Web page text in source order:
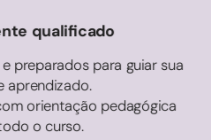
qualificado
preparados para guiar sua
aprendizado.
orientação pedagógica
o curso.